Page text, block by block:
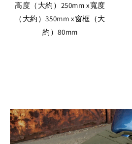
高度（大約）250mm x寬度
（大約）350mm x窗框（大
約）80mm